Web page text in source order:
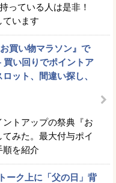
っている人は是非！
ています
買い物マラソン』で
買い回りでポイントア
ット、間違い探し、
トアップの祭典『お
みた。最大付与ポイ
順を紹介
ーク上に「父の日」背